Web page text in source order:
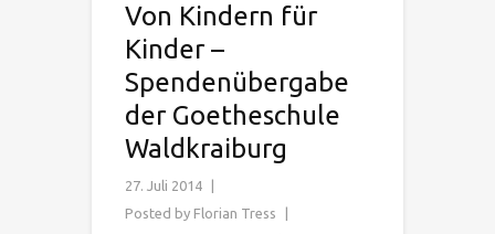
Von Kindern für
Kinder –
Spendenübergabe
der Goetheschule
Waldkraiburg
27. Juli 2014
Posted by Florian Tress